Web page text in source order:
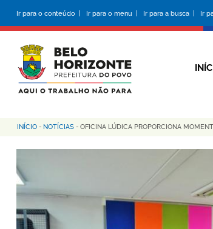
conteúdo
principal
Ir para o conteúdo | Ir para o menu | Ir para a busca | Ir
Trilha
de
navegação
INÍCIO - NOTÍCIAS - OFICINA LÚDICA PROPORCIONA